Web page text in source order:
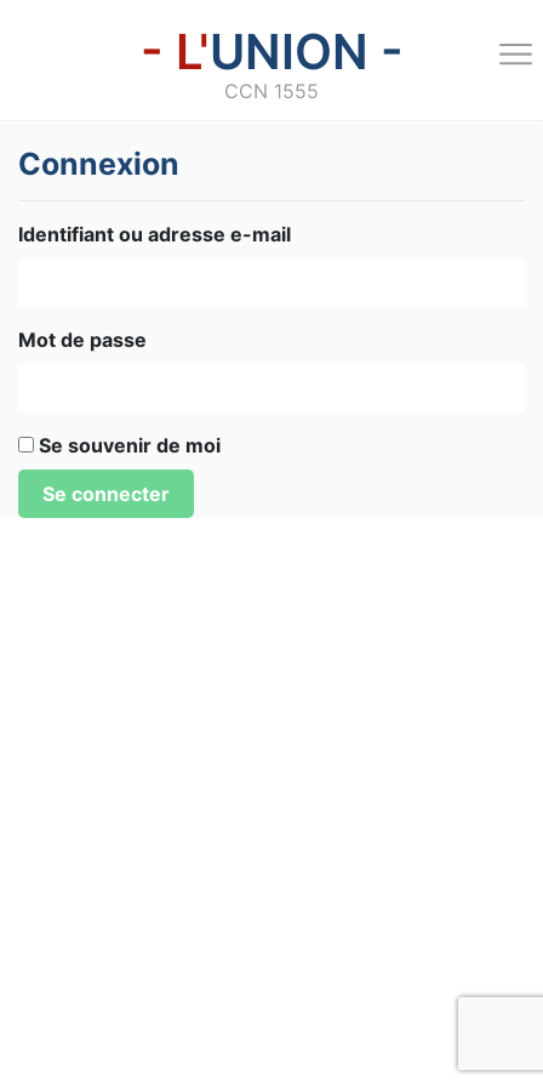
- L'UNION -
CCN 1555
Connexion
Identifiant ou adresse e-mail
Mot de passe
Se souvenir de moi